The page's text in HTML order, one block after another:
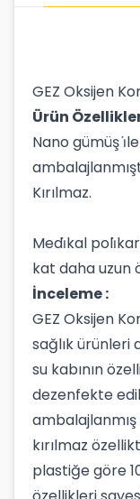
GEZ Oksijen
Ürün
Nano gümüş
Kırılmaz.
Medi̇kal
kat daha uzun
İnceleme :
GEZ Oksijen
sağlık ürünleri
su kabının
dezenfekte
ambalajlanmış
kırılmaz
plastiğe göre